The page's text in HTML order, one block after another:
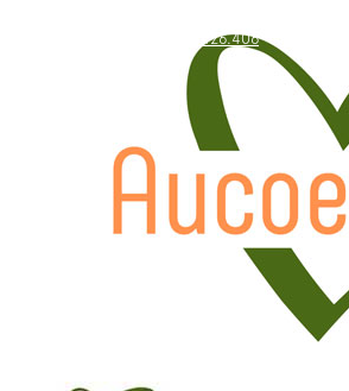
WhatsApp: +84.909.426.406